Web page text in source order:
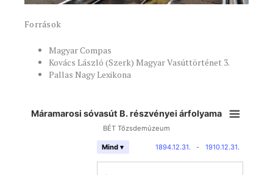
Források
Magyar Compas
Kovács László (Szerk) Magyar Vasúttörténet 3.
Pallas Nagy Lexikona
Máramarosi sóvasút B. részvényei árfolyama
BÉT Tőzsdemúzeum
1894.12.31. - 1910.12.31.
Mind ▾